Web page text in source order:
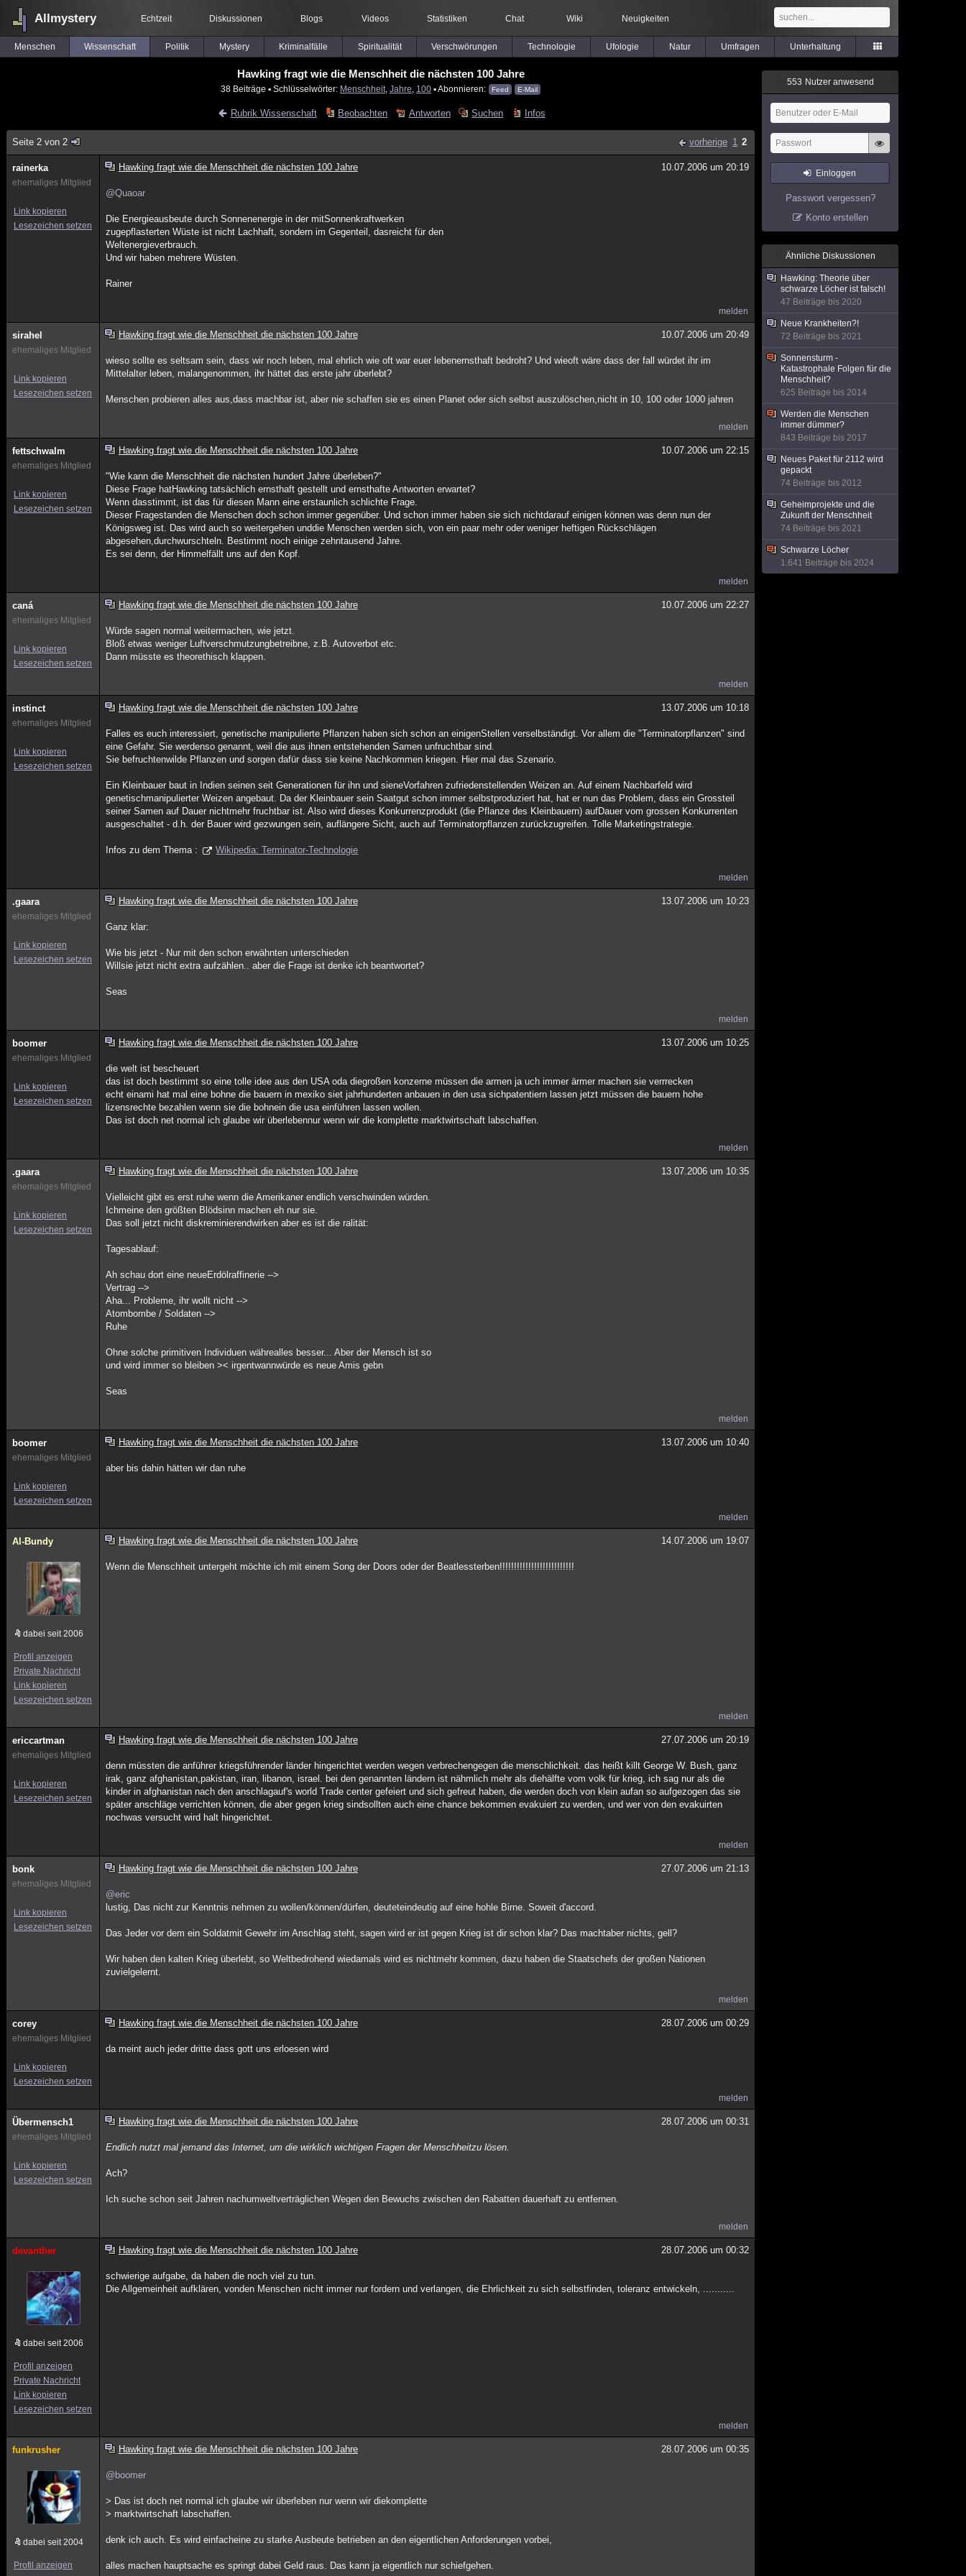
Allmystery Echtzeit Diskussionen Blogs Videos Statistiken Chat Wiki Neuigkeiten
Menschen Wissenschaft Politik Mystery Kriminalfälle Spiritualität Verschwörungen Technologie Ufologie Natur Umfragen Unterhaltung
Hawking fragt wie die Menschheit die nächsten 100 Jahre
38 Beiträge ▪ Schlüsselwörter: Menschheit Jahre 100 ▪ Abonnieren: Feed E-Mail
Rubrik Wissenschaft Beobachten Antworten Suchen Infos
Seite 2 von 2 vorherige 1 2
rainerka
ehemaliges Mitglied
Link kopieren
Lesezeichen setzen
Hawking fragt wie die Menschheit die nächsten 100 Jahre 10.07.2006 um 20:19
@Quaoar
Die Energieausbeute durch Sonnenenergie in der mitSonnenkraftwerken
zugepflasterten Wüste ist nicht Lachhaft, sondern im Gegenteil, dasreicht für den
Weltenergieverbrauch.
Und wir haben mehrere Wüsten.
Rainer
melden
sirahel
ehemaliges Mitglied
Link kopieren
Lesezeichen setzen
Hawking fragt wie die Menschheit die nächsten 100 Jahre 10.07.2006 um 20:49
wieso sollte es seltsam sein, dass wir noch leben, mal ehrlich wie oft war euer lebenernsthaft bedroht? Und wieoft wäre dass der fall würdet ihr im
Mittelalter leben, malangenommen, ihr hättet das erste jahr überlebt?
Menschen probieren alles aus,dass machbar ist, aber nie schaffen sie es einen Planet oder sich selbst auszulöschen,nicht in 10, 100 oder 1000 jahren
melden
fettschwalm
ehemaliges Mitglied
Link kopieren
Lesezeichen setzen
Hawking fragt wie die Menschheit die nächsten 100 Jahre 10.07.2006 um 22:15
"Wie kann die Menschheit die nächsten hundert Jahre überleben?"
Diese Frage hatHawking tatsächlich ernsthaft gestellt und ernsthafte Antworten erwartet?
Wenn dasstimmt, ist das für diesen Mann eine erstaunlich schlichte Frage.
Dieser Fragestanden die Menschen doch schon immer gegenüber. Und schon immer haben sie sich nichtdarauf einigen können was denn nun der
Königsweg ist. Das wird auch so weitergehen unddie Menschen werden sich, von ein paar mehr oder weniger heftigen Rückschlägen
abgesehen,durchwurschteln. Bestimmt noch einige zehntausend Jahre.
Es sei denn, der Himmelfällt uns auf den Kopf.
melden
caná
ehemaliges Mitglied
Link kopieren
Lesezeichen setzen
Hawking fragt wie die Menschheit die nächsten 100 Jahre 10.07.2006 um 22:27
Würde sagen normal weitermachen, wie jetzt.
Bloß etwas weniger Luftverschmutzungbetreibne, z.B. Autoverbot etc.
Dann müsste es theorethisch klappen.
melden
instinct
ehemaliges Mitglied
Link kopieren
Lesezeichen setzen
Hawking fragt wie die Menschheit die nächsten 100 Jahre 13.07.2006 um 10:18
Falles es euch interessiert, genetische manipulierte Pflanzen haben sich schon an einigenStellen verselbständigt. Vor allem die "Terminatorpflanzen" sind
eine Gefahr. Sie werdenso genannt, weil die aus ihnen entstehenden Samen unfruchtbar sind.
Sie befruchtenwilde Pflanzen und sorgen dafür dass sie keine Nachkommen kriegen. Hier mal das Szenario.
Ein Kleinbauer baut in Indien seinen seit Generationen für ihn und sieneVorfahren zufriedenstellenden Weizen an. Auf einem Nachbarfeld wird
genetischmanipulierter Weizen angebaut. Da der Kleinbauer sein Saatgut schon immer selbstproduziert hat, hat er nun das Problem, dass ein Grossteil
seiner Samen auf Dauer nichtmehr fruchtbar ist. Also wird dieses Konkurrenzprodukt (die Pflanze des Kleinbauern) aufDauer vom grossen Konkurrenten
ausgeschaltet - d.h. der Bauer wird gezwungen sein, auflängere Sicht, auch auf Terminatorpflanzen zurückzugreifen. Tolle Marketingstrategie.
Infos zu dem Thema : Wikipedia: Terminator-Technologie
melden
.gaara
ehemaliges Mitglied
Link kopieren
Lesezeichen setzen
Hawking fragt wie die Menschheit die nächsten 100 Jahre 13.07.2006 um 10:23
Ganz klar:
Wie bis jetzt - Nur mit den schon erwähnten unterschieden
Willsie jetzt nicht extra aufzählen.. aber die Frage ist denke ich beantwortet?
Seas
melden
boomer
ehemaliges Mitglied
Link kopieren
Lesezeichen setzen
Hawking fragt wie die Menschheit die nächsten 100 Jahre 13.07.2006 um 10:25
die welt ist bescheuert
das ist doch bestimmt so eine tolle idee aus den USA oda diegroßen konzerne müssen die armen ja uch immer ärmer machen sie verrrecken
echt einami hat mal eine bohne die bauern in mexiko siet jahrhunderten anbauen in den usa sichpatentiern lassen jetzt müssen die bauern hohe
lizensrechte bezahlen wenn sie die bohnein die usa einführen lassen wollen.
Das ist doch net normal ich glaube wir überlebennur wenn wir die komplette marktwirtschaft labschaffen.
melden
.gaara
ehemaliges Mitglied
Link kopieren
Lesezeichen setzen
Hawking fragt wie die Menschheit die nächsten 100 Jahre 13.07.2006 um 10:35
Vielleicht gibt es erst ruhe wenn die Amerikaner endlich verschwinden würden.
Ichmeine den größten Blödsinn machen eh nur sie.
Das soll jetzt nicht diskreminierendwirken aber es ist die ralität:
Tagesablauf:
Ah schau dort eine neueErdölraffinerie -->
Vertrag -->
Aha... Probleme, ihr wollt nicht -->
Atombombe / Soldaten -->
Ruhe
Ohne solche primitiven Individuen währealles besser... Aber der Mensch ist so
und wird immer so bleiben >< irgentwannwürde es neue Amis gebn
Seas
melden
boomer
ehemaliges Mitglied
Link kopieren
Lesezeichen setzen
Hawking fragt wie die Menschheit die nächsten 100 Jahre 13.07.2006 um 10:40
aber bis dahin hätten wir dan ruhe
melden
Al-Bundy
dabei seit 2006
Profil anzeigen
Private Nachricht
Link kopieren
Lesezeichen setzen
Hawking fragt wie die Menschheit die nächsten 100 Jahre 14.07.2006 um 19:07
Wenn die Menschheit untergeht möchte ich mit einem Song der Doors oder der Beatlessterben!!!!!!!!!!!!!!!!!!!!!!!!!!
melden
ericcartman
ehemaliges Mitglied
Link kopieren
Lesezeichen setzen
Hawking fragt wie die Menschheit die nächsten 100 Jahre 27.07.2006 um 20:19
denn müssten die anführer kriegsführender länder hingerichtet werden wegen verbrechengegen die menschlichkeit. das heißt killt George W. Bush, ganz
irak, ganz afghanistan,pakistan, iran, libanon, israel. bei den genannten ländern ist nähmlich mehr als diehälfte vom volk für krieg, ich sag nur als die
kinder in afghanistan nach den anschlagauf's world Trade center gefeiert und sich gefreut haben, die werden doch von klein aufan so aufgezogen das sie
später anschläge verrichten können, die aber gegen krieg sindsollten auch eine chance bekommen evakuiert zu werden, und wer von den evakuirten
nochwas versucht wird halt hingerichtet.
melden
bonk
ehemaliges Mitglied
Link kopieren
Lesezeichen setzen
Hawking fragt wie die Menschheit die nächsten 100 Jahre 27.07.2006 um 21:13
@eric
lustig, Das nicht zur Kenntnis nehmen zu wollen/können/dürfen, deuteteindeutig auf eine hohle Birne. Soweit d'accord.
Das Jeder vor dem ein Soldatmit Gewehr im Anschlag steht, sagen wird er ist gegen Krieg ist dir schon klar? Das machtaber nichts, gell?
Wir haben den kalten Krieg überlebt, so Weltbedrohend wiedamals wird es nichtmehr kommen, dazu haben die Staatschefs der großen Nationen
zuvielgelernt.
melden
corey
ehemaliges Mitglied
Link kopieren
Lesezeichen setzen
Hawking fragt wie die Menschheit die nächsten 100 Jahre 28.07.2006 um 00:29
da meint auch jeder dritte dass gott uns erloesen wird
melden
Übermensch1
ehemaliges Mitglied
Link kopieren
Lesezeichen setzen
Hawking fragt wie die Menschheit die nächsten 100 Jahre 28.07.2006 um 00:31
Endlich nutzt mal jemand das Internet, um die wirklich wichtigen Fragen der Menschheitzu lösen.
Ach?
Ich suche schon seit Jahren nachumweltverträglichen Wegen den Bewuchs zwischen den Rabatten dauerhaft zu entfernen.
melden
devanther
dabei seit 2006
Profil anzeigen
Private Nachricht
Link kopieren
Lesezeichen setzen
Hawking fragt wie die Menschheit die nächsten 100 Jahre 28.07.2006 um 00:32
schwierige aufgabe, da haben die noch viel zu tun.
Die Allgemeinheit aufklären, vonden Menschen nicht immer nur fordern und verlangen, die Ehrlichkeit zu sich selbstfinden, toleranz entwickeln, ...........
melden
funkrusher
dabei seit 2004
Profil anzeigen
Hawking fragt wie die Menschheit die nächsten 100 Jahre 28.07.2006 um 00:35
@boomer
> Das ist doch net normal ich glaube wir überleben nur wenn wir diekomplette
> marktwirtschaft labschaffen.
denk ich auch. Es wird einfacheine zu starke Ausbeute betrieben an den eigentlichen Anforderungen vorbei,
alles machen hauptsache es springt dabei Geld raus. Das kann ja eigentlich nur schiefgehen.
553 Nutzer anwesend
Einloggen
Passwort vergessen?
Konto erstellen
Ähnliche Diskussionen
Hawking: Theorie über
schwarze Löcher ist falsch!
47 Beiträge bis 2020
Neue Krankheiten?!
72 Beiträge bis 2021
Sonnensturm -
Katastrophale Folgen für die
Menschheit?
625 Beiträge bis 2014
Werden die Menschen
immer dümmer?
843 Beiträge bis 2017
Neues Paket für 2112 wird
gepackt
74 Beiträge bis 2012
Geheimprojekte und die
Zukunft der Menschheit
74 Beiträge bis 2021
Schwarze Löcher
1.641 Beiträge bis 2024